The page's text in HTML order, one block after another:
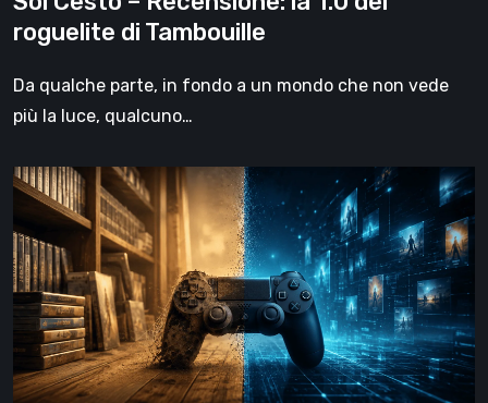
roguelite di Tambouille
Da qualche parte, in fondo a un mondo che non vede
più la luce, qualcuno…
Il
futuro
del
formato
fisico
videogiochi